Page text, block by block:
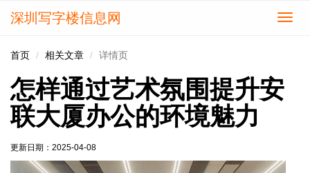
切
深圳写字楼信息网
首页 相关文章 详情页
怎样通过艺术氛围提升安
联大厦办公的环境魅力
更新日期： 2025-04-08